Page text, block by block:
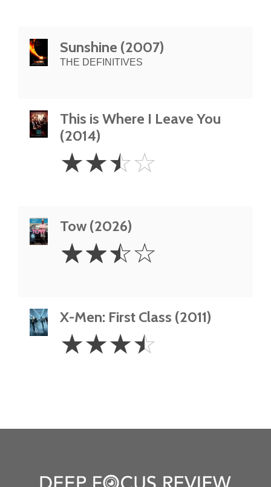
Sunshine (2007)
THE DEFINITIVES
This is Where I Leave You
(2014)
2.5
Stars
☆☆☆☆
Tow (2026)
2.5
Stars
☆☆☆☆
X-Men: First Class (2011)
3.5
Stars
☆☆☆☆